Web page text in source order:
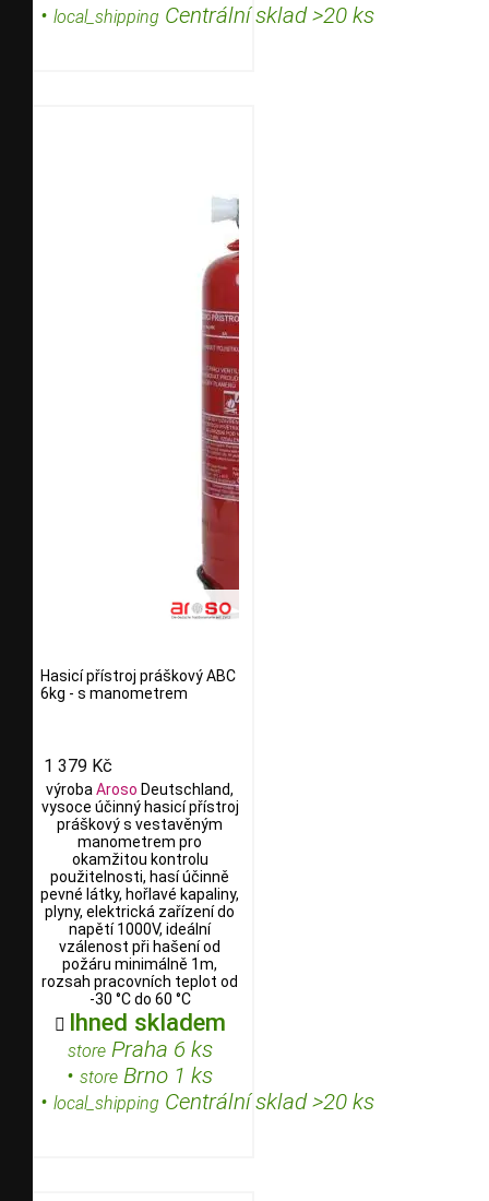
• local_shipping Centrální sklad >20 ks
Hasicí přístroj práškový ABC
6kg - s manometrem
1 379 Kč
výroba Aroso Deutschland,
vysoce účinný hasicí přístroj
práškový s vestavěným
manometrem pro
okamžitou kontrolu
použitelnosti, hasí účinně
pevné látky, hořlavé kapaliny,
plyny, elektrická zařízení do
napětí 1000V, ideální
vzálenost při hašení od
požáru minimálně 1m,
rozsah pracovních teplot od
-30 °C do 60 °C
 Ihned skladem
storePraha 6 ks
• store Brno 1 ks
• local_shipping Centrální sklad >20 ks